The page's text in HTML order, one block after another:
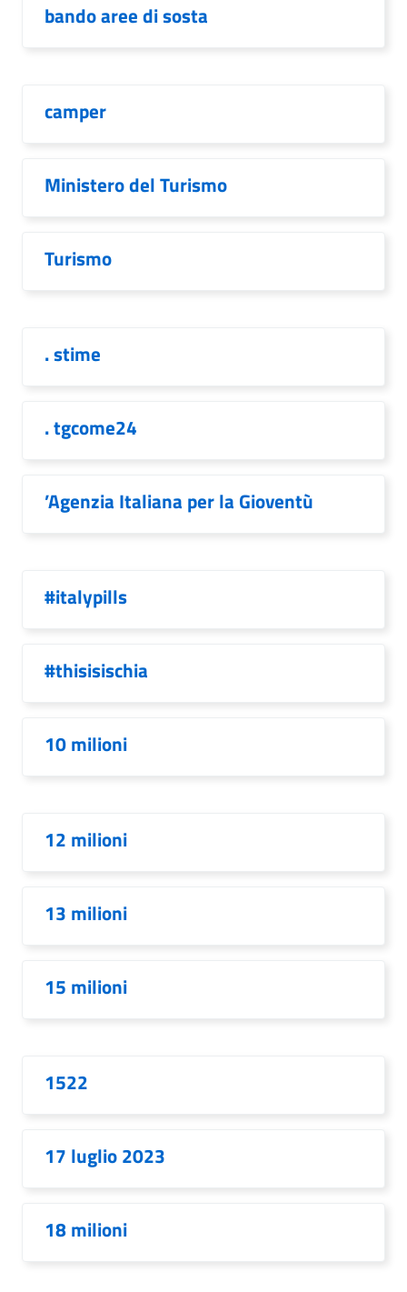
bando aree di sosta
camper
Ministero del Turismo
Turismo
. stime
. tgcome24
’Agenzia Italiana per la Gioventù
#italypills
#thisisischia
10 milioni
12 milioni
13 milioni
15 milioni
1522
17 luglio 2023
18 milioni